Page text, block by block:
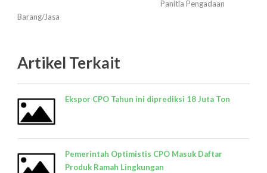
Panitia Pengadaan
Barang/Jasa
Artikel Terkait
Ekspor CPO Tahun ini diprediksi 18 Juta Ton
Pemerintah Optimistis CPO Masuk Daftar
Produk Ramah Lingkungan